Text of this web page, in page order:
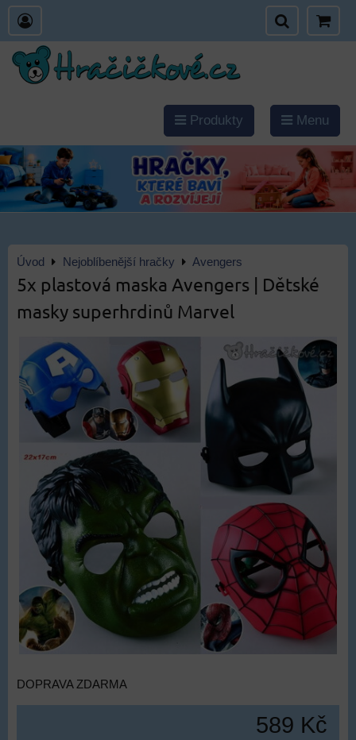
Produkty Menu
Úvod Nejoblíbenější hračky Avengers
5x plastová maska Avengers | Dětské
masky superhrdinů Marvel
DOPRAVA ZDARMA
589 Kč